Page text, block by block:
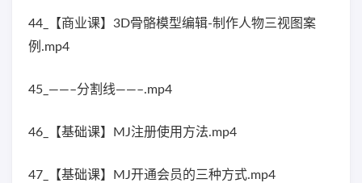
44_【商业课】3D骨骼模型编辑-制作人物三视图案
例.mp4
45_——–分割线——–.mp4
46_【基础课】MJ注册使用方法.mp4
47_【基础课】MJ开通会员的三种方式.mp4